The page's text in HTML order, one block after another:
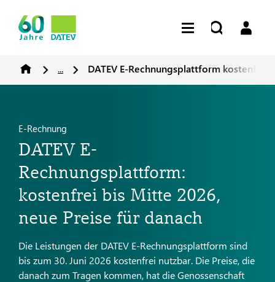
... DATEV E-Rechnungsplattform kostenfrei
E-Rechnung
DATEV E-
Rechnungsplattform:
kostenfrei bis Mitte 2026,
neue Preise für danach
Die Leistungen der DATEV E-Rechnungsplattform sind
bis zum 30. Juni 2026 kostenfrei nutzbar. Die Preise, die
danach zum Tragen kommen, hat die Genossenschaft